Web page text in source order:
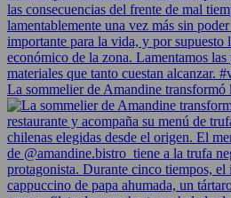
La sommelier de Amandine transformó